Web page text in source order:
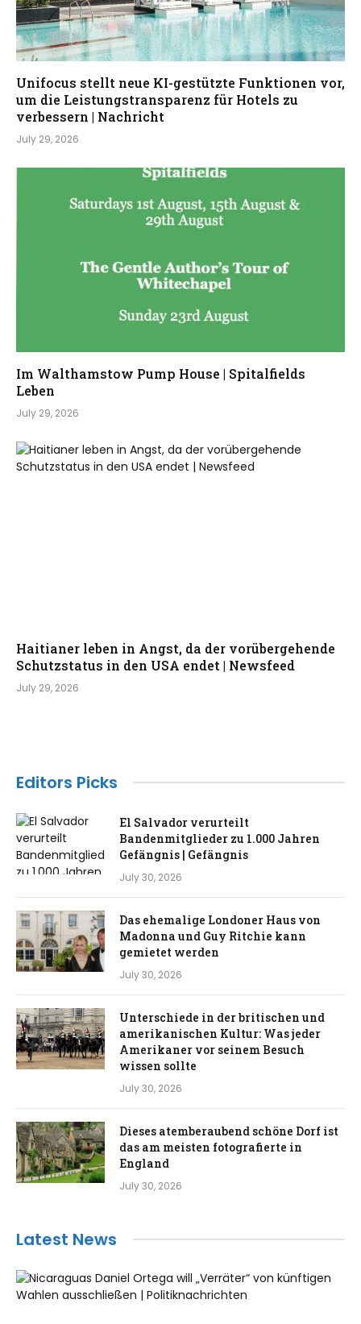
Unifocus stellt neue KI-gestützte Funktionen vor,
um die Leistungstransparenz für Hotels zu
verbessern | Nachricht
July 29, 2026
Im Walthamstow Pump House | Spitalfields
Leben
July 29, 2026
Haitianer leben in Angst, da der vorübergehende
Schutzstatus in den USA endet | Newsfeed
July 29, 2026
Editors Picks
El Salvador verurteilt
Bandenmitglieder zu 1.000 Jahren
Gefängnis | Gefängnis
July 30, 2026
Das ehemalige Londoner Haus von
Madonna und Guy Ritchie kann
gemietet werden
July 30, 2026
Unterschiede in der britischen und
amerikanischen Kultur: Was jeder
Amerikaner vor seinem Besuch
wissen sollte
July 30, 2026
Dieses atemberaubend schöne Dorf ist
das am meisten fotografierte in
England
July 30, 2026
Latest News